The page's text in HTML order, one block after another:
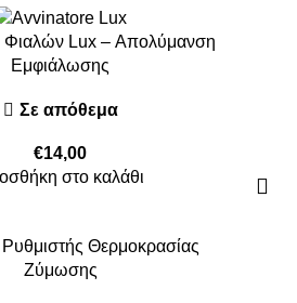
Φιαλών Lux – Απολύμανση
Εμφιάλωσης
Σε απόθεμα
€14,00
στο καλάθι
Θερμοκρασίας
Ζύμωσης